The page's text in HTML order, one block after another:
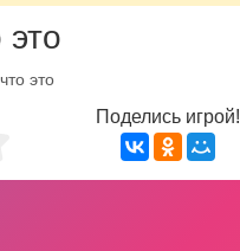
это
Поделись игрой!